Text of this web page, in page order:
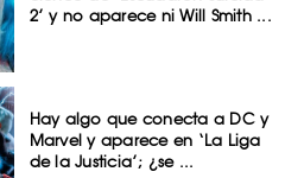
2’ y no aparece ni Will Smith ...
Hay algo que conecta a DC y
Marvel y aparece en ‘La Liga
de la Justicia’; ¿se ...